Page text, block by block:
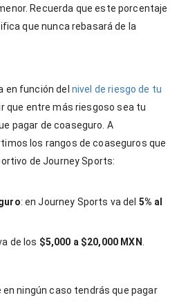
Recuerda que este porcentaje
que nunca rebasará de la
en función del nivel de riesgo de tu
que entre más riesgoso sea tu
pagar de coaseguro. A
los rangos de coaseguros que
de Journey Sports:
: en Journey Sports va del 5% al
de los $5,000 a $20,000 MXN
ningún caso tendrás que pagar